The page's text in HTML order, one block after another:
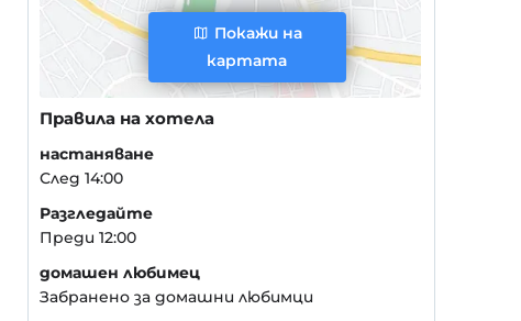
Покажи на
картата
Правила на хотела
настаняване
След 14:00
Разгледайте
Преди 12:00
домашен любимец
Забранено за домашни любимци